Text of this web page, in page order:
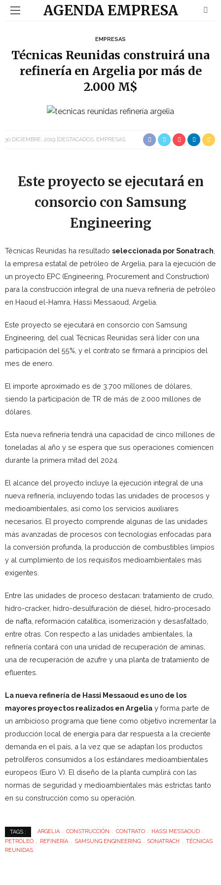
AGENDA EMPRESA
EMPRESAS
Técnicas Reunidas construirá una
refinería en Argelia por más de
2.000 M$
30 DICIEMBRE, 2019 DESTACADOS EMPRESAS
Este proyecto se ejecutará en
consorcio con Samsung
Engineering
Técnicas Reunidas ha resultado seleccionada por Sonatrach
la empresa estatal de petróleo de Argelia, para la ejecución de
un proyecto EPC (Engineering, Procurement and Construction)
para la construcción integral de una nueva refinería de petróleo
en Haoud el-Hamra, Hassi Messaoud, Argelia.
Este proyecto se ejecutará en consorcio con Samsung
Engineering, del cual Técnicas Reunidas será líder con una
participación del 55%, y el contrato se firmará a principios del
mes de enero.
El importe aproximado es de 3.700 millones de dólares,
siendo la participación de TR de más de 2.000 millones de
dólares.
Esta nueva refinería tendrá una capacidad de cinco millones de
toneladas al año y se espera que sus operaciones comiencen
durante la primera mitad del 2024.
El alcance del proyecto incluye la ejecución integral de una
nueva refinería, incluyendo todas las unidades de procesos y
medioambientales, así como los servicios auxiliares
necesarios. El proyecto comprende algunas de las unidades
más avanzadas de procesos con tecnologías enfocadas para
la conversión profunda, la producción de combustibles limpios
y al cumplimiento de los requisitos medioambientales más
exigentes.
Entre las unidades de proceso destacan: tratamiento de crudo,
hidro-cracker, hidro-desulfuración de diésel, hidro-procesado
de nafta, reformación catalítica, isomerización y desasfaltado,
entre otras. Con respecto a las unidades ambientales, la
refinería contará con una unidad de recuperación de aminas,
una de recuperación de azufre y una planta de tratamiento de
efluentes.
La nueva refinería de Hassi Messaoud es uno de los
mayores proyectos realizados en Argelia y forma parte de
un ambicioso programa que tiene como objetivo incrementar la
producción local de energía para dar respuesta a la creciente
demanda en el país, a la vez que se adaptan los productos
petrolíferos consumidos a los estándares medioambientales
europeos (Euro V). El diseño de la planta cumplirá con las
normas de seguridad y medioambientales más estrictas tanto
en su construcción como su operación.
TAGS : ARGELIA CONSTRUCCIÓN CONTRATO
HASSI MESSAOUD
PETRÓLEO
REFINERÍA SAMSUNG ENGINEERING SONATRACH
TÉCNICAS
REUNIDAS